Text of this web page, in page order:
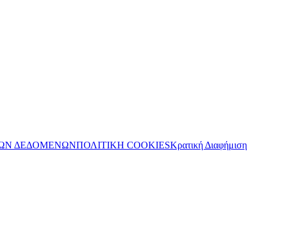
ΔΕΔΟΜΕΝΩΝΠΟΛΙΤΙΚΗ COOKIESΚρατική Διαφήμιση